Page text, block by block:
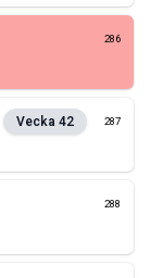
286
Vecka42 287
288